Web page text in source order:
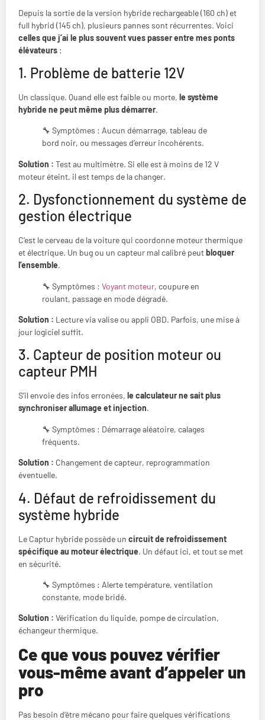
Depuis la sortie de la version hybride rechargeable (160 ch) et
full hybrid (145 ch), plusieurs pannes sont récurrentes. Voici
celles que j’ai le plus souvent vues passer entre mes ponts
élévateurs :
1. Problème de batterie 12V
Un classique. Quand elle est faible ou morte, le système
hybride ne peut même plus démarrer.
🔧 Symptômes : Aucun démarrage, tableau de
bord noir, ou messages d’erreur incohérents.
Solution : Test au multimètre. Si elle est à moins de 12 V
moteur éteint, il est temps de la changer.
2. Dysfonctionnement du système de
gestion électrique
C’est le cerveau de la voiture qui coordonne moteur thermique
et électrique. Un bug ou un capteur mal calibré peutbloquer
l’ensemble.
🔧 Symptômes : Voyant moteur, coupure en
roulant, passage en mode dégradé.
Solution : Lecture via valise ou appli OBD. Parfois, une mise à
jour logiciel suffit.
3. Capteur de position moteur ou
capteur PMH
S’il envoie des infos erronées, le calculateur ne sait plus
synchroniser allumage et injection.
🔧 Symptômes : Démarrage aléatoire, calages
fréquents.
Solution : Changement de capteur, reprogrammation
éventuelle.
4. Défaut de refroidissement du
système hybride
Le Captur hybride possède un circuit de refroidissement
spécifique au moteur électrique. Un défaut ici, et tout se met
en sécurité.
🔧 Symptômes : Alerte température, ventilation
constante, mode bridé.
Solution : Vérification du liquide, pompe de circulation,
échangeur thermique.
Ce que vous pouvez vérifier
vous-même avant d’appeler un
pro
Pas besoin d’être mécano pour faire quelques vérifications